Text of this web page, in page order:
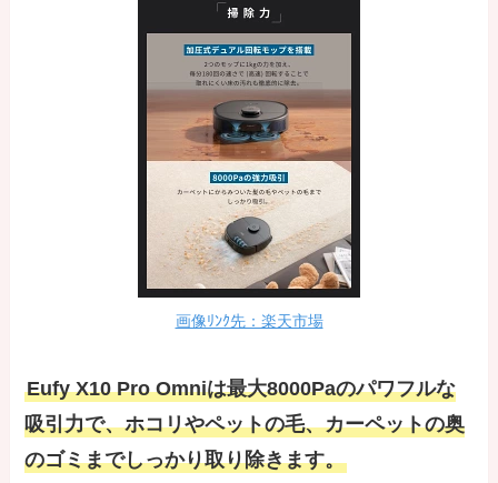
画像ﾘﾝｸ先：楽天市場
Eufy X10 Pro Omniは最大8000Paのパワフルな
吸引力で、ホコリやペットの毛、カーペットの奥
のゴミまでしっかり取り除きます。